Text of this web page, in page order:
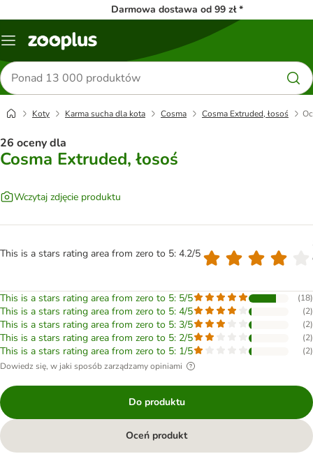
Darmowa dostawa od 99 zł *
Menu
Szukaj
produktów
Koty Karma sucha dla kota Cosma Cosma Extruded, łosoś
26 oceny dla
Cosma Extruded, łosoś
Wczytaj zdjęcie produktu
This is a stars rating area from zero to 5: 4.2/5
This is a stars rating area from zero to 5: 5/5 (18)
This is a stars rating area from zero to 5: 4/5 (2)
This is a stars rating area from zero to 5: 3/5 (2)
This is a stars rating area from zero to 5: 2/5 (2)
This is a stars rating area from zero to 5: 1/5 (2)
Dowiedz się, w jaki sposób zarządzamy opiniami
Do produktu
Oceń produkt